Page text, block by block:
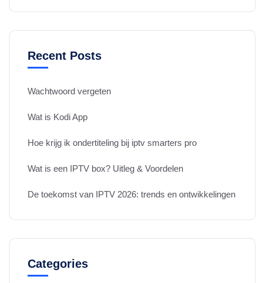
Recent Posts
Wachtwoord vergeten
Wat is Kodi App
Hoe krijg ik ondertiteling bij iptv smarters pro
Wat is een IPTV box? Uitleg & Voordelen
De toekomst van IPTV 2026: trends en ontwikkelingen
Categories